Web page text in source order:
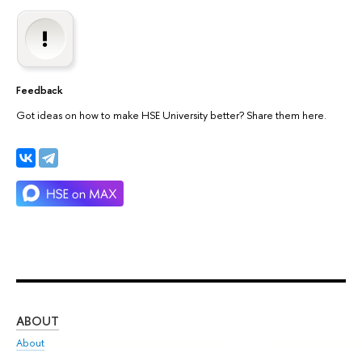
Feedback
Got ideas on how to make HSE University better? Share them here.
ABOUT
About